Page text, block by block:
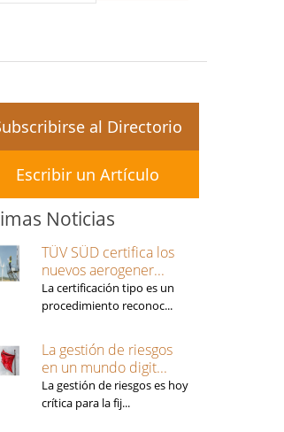
al Directorio
Escribir un Artículo
Noticias
TÜV SÜD certifica los
nuevos aerogener...
La certificación tipo es un
procedimiento reconoc...
La gestión de riesgos
en un mundo digit...
La gestión de riesgos es hoy
crítica para la fij...